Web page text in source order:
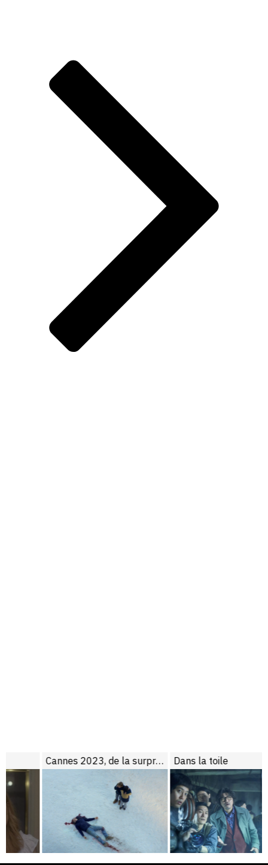
Cannes 2023, de la surprise Dans la toile